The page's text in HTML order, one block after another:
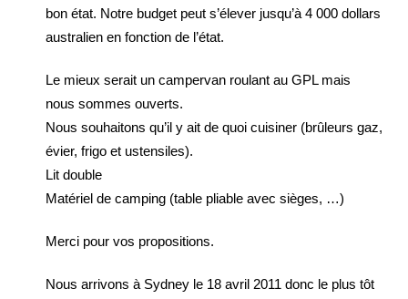
bon état. Notre budget peut s’élever jusqu’à 4 000 dollars
australien en fonction de l’état.
Le mieux serait un campervan roulant au GPL mais
nous sommes ouverts.
Nous souhaitons qu’il y ait de quoi cuisiner (brûleurs gaz,
évier, frigo et ustensiles).
Lit double
Matériel de camping (table pliable avec sièges, …)
Merci pour vos propositions.
Nous arrivons à Sydney le 18 avril 2011 donc le plus tôt